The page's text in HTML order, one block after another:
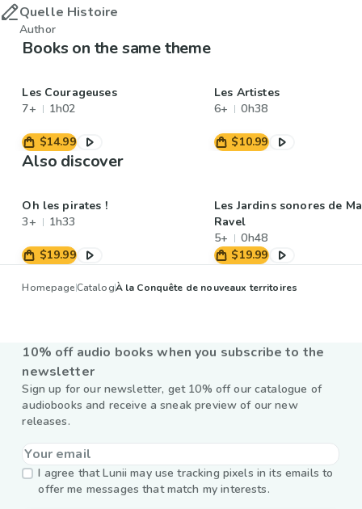
Quelle Histoire
Author
Books on the same theme
Les Courageuses
7+
1h02
$14.99
Les Artistes
6+
0h38
$10.99
Also discover
Oh les pirates !
3+
1h33
$19.99
Les Jardins sonores de
Ravel
5+
0h48
$19.99
HomepageCatalogÀ la Conquête de nouveaux territoires
10% off audio books when you subscribe to the
newsletter
Sign up for our newsletter, get 10% off our catalogue of
audiobooks and receive a sneak preview of our new
releases.
I agree that Lunii may use tracking pixels in its emails to
offer me messages that match my interests.